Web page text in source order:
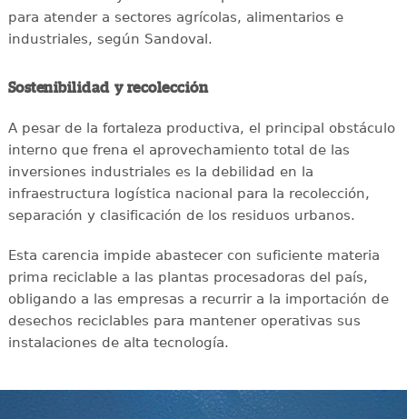
para atender a sectores agrícolas, alimentarios e
industriales, según Sandoval.
Sostenibilidad y recolección
A pesar de la fortaleza productiva, el principal obstáculo
interno que frena el aprovechamiento total de las
inversiones industriales es la debilidad en la
infraestructura logística nacional para la recolección,
separación y clasificación de los residuos urbanos.
Esta carencia impide abastecer con suficiente materia
prima reciclable a las plantas procesadoras del país,
obligando a las empresas a recurrir a la importación de
desechos reciclables para mantener operativas sus
instalaciones de alta tecnología.